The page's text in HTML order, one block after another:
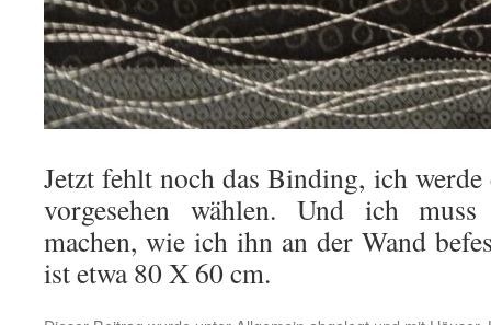
Jetzt fehlt noch das Binding, ich werde
vorgesehen wählen. Und ich
machen, wie ich ihn an der Wand
ist etwa 80 X 60 cm.